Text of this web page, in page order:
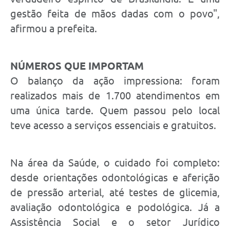
gestão feita de mãos dadas com o povo",
afirmou a prefeita.
NÚMEROS QUE IMPORTAM
O balanço da ação impressiona: foram
realizados mais de 1.700 atendimentos em
uma única tarde. Quem passou pelo local
teve acesso a serviços essenciais e gratuitos.
Na área da Saúde, o cuidado foi completo:
desde orientações odontológicas e aferição
de pressão arterial, até testes de glicemia,
avaliação odontológica e podológica. Já a
Assistência Social e o setor Jurídico